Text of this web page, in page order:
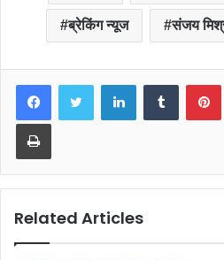
e
b
o
o
k
er
s
A
p
p
e
ब्रेकिंग न्यूज संजय
LinkedInTumblr
Print
Related Articles